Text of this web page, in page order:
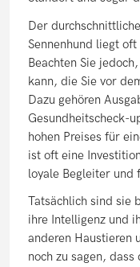
Der
Sennenhund liegt oft
Beachten Sie
kann, die Sie vor
Dazu gehören
Gesundheitscheck-
hohen Preises für
ist oft eine
loyale Begleiter und
Tatsächlich sind sie
ihre Intelligenz und
anderen Haustieren
noch zu sagen,